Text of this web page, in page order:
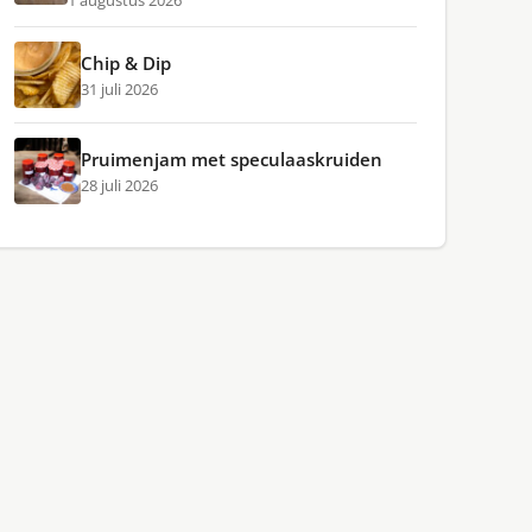
Chip & Dip
31 juli 2026
Pruimenjam met speculaaskruiden
28 juli 2026